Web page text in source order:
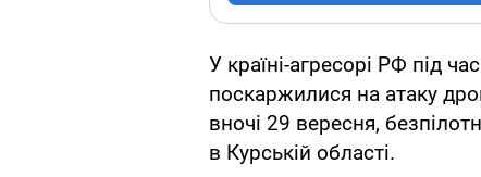
У країні-агресорі РФ під
поскаржилися на атаку
вночі 29 вересня,
в Курській області.